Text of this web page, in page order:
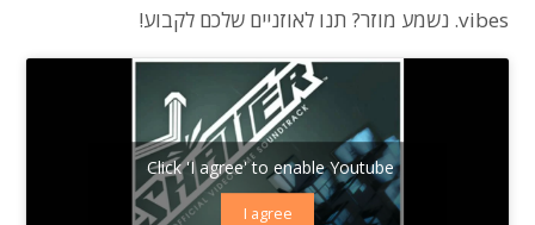
vibes. נשמע מוזר? תנו לאוזניים שלכם לקבוע!
Click 'I agree' to enable Youtube
I agree